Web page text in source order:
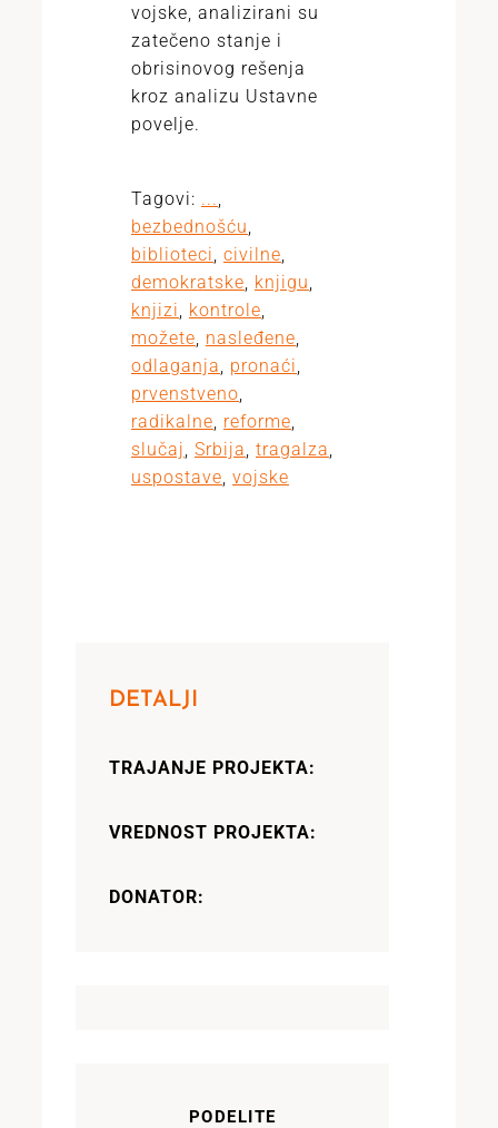
vojske, analizirani su
zatečeno stanje i
obrisinovog rešenja
kroz analizu Ustavne
povelje.
Tagovi: ...,
bezbednošću,
biblioteci, civilne,
demokratske, knjigu,
knjizi, kontrole,
možete, nasleđene,
odlaganja, pronaći,
prvenstveno,
radikalne, reforme,
slučaj, Srbija, tragalza,
uspostave, vojske
DETALJI
TRAJANJE PROJEKTA:
VREDNOST PROJEKTA:
DONATOR:
PODELITE